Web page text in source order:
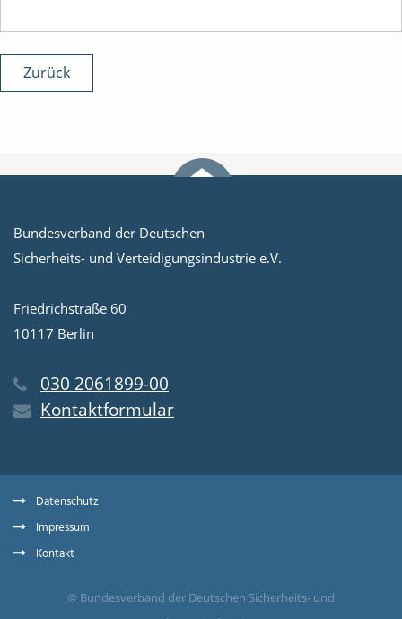
Zurück
Bundesverband der Deutschen
Sicherheits- und Verteidigungsindustrie e.V.
Friedrichstraße 60
10117 Berlin
030 2061899-00
Kontaktformular
Datenschutz
Impressum
Kontakt
© Bundesverband der Deutschen Sicherheits- und